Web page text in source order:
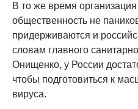
В то же время
общественность не
придерживаются и
словам главного
Онищенко, у России
чтобы подготовиться к
вируса.